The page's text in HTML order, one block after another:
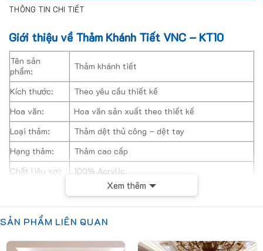
THÔNG TIN CHI TIẾT
Giới thiệu về Thảm Khánh Tiết VNC – KT10
Tên sản
phẩm:
Thảm khánh tiết
Kích thước:
Theo yêu cầu thiết kế
Hoa văn:
Hoa văn sản xuất theo thiết kế
Loại thảm:
Thảm dệt thủ công – dệt tay
Hạng thảm:
Thảm cao cấp
Chất liệu sợi:
100% Acrylic
Xem thêm
SẢN PHẨM LIÊN QUAN